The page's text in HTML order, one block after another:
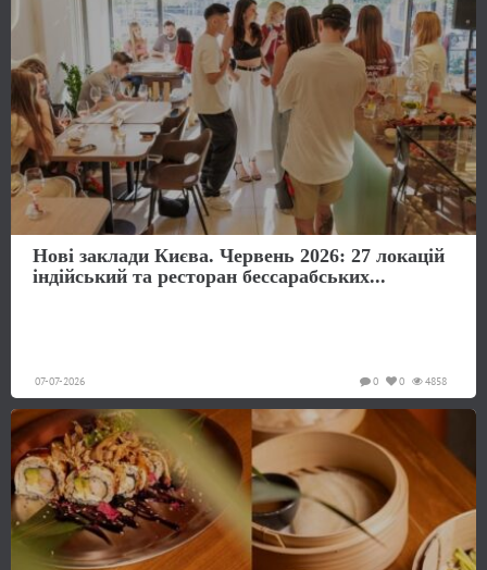
Нові заклади Києва. Червень 2026: 27 локацій
індійський та ресторан бессарабських...
07-07-2026 4858
0
0